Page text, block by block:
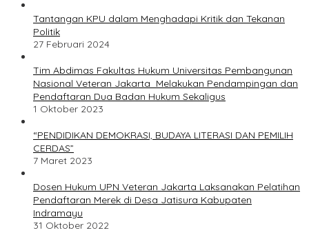
Tantangan KPU dalam Menghadapi Kritik dan Tekanan
Politik
27 Februari 2024
Tim Abdimas Fakultas Hukum Universitas Pembangunan
Nasional Veteran Jakarta Melakukan Pendampingan dan
Pendaftaran Dua Badan Hukum Sekaligus
1 Oktober 2023
“PENDIDIKAN DEMOKRASI, BUDAYA LITERASI DAN PEMILIH
CERDAS”
7 Maret 2023
Dosen Hukum UPN Veteran Jakarta Laksanakan Pelatihan
Pendaftaran Merek di Desa Jatisura Kabupaten
Indramayu
31 Oktober 2022